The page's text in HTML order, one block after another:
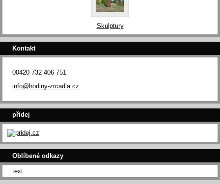
Skulptury
Kontakt
00420 732 406 751
info@hodiny-zrcadla.cz
přidej
Oblíbené odkazy
text